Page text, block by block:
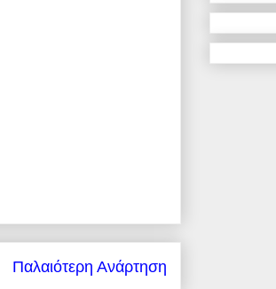
Παλαιότερη Ανάρτηση